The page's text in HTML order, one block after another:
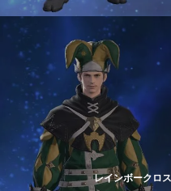
レインボークロ